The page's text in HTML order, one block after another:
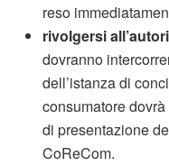
reso
rivolgersi
dovranno
dell’istanza di
consumatore
di presentazione
CoReCom.